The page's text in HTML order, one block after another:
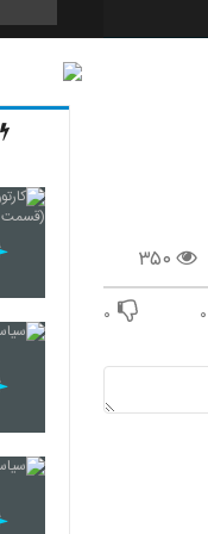
84
۳۵۰
۰ ۰